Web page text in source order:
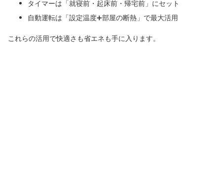
タイマーは「就寝前・起床前・帰宅前」にセット
自動運転は「設定温度➕部屋の断熱」で最大活用
これらの活用で快適さも省エネも手に入ります。